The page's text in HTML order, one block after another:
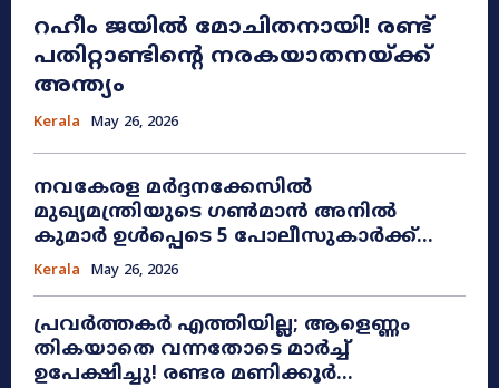
റഹീം ജയിൽ മോചിതനായി! രണ്ട്
പതിറ്റാണ്ടിന്റെ നരകയാതനയ്ക്ക്
അന്ത്യം
Kerala May 26, 2026
നവകേരള മർദ്ദനക്കേസിൽ
മുഖ്യമന്ത്രിയുടെ ഗൺമാൻ അനിൽ
കുമാർ ഉൾപ്പെടെ 5 പോലീസുകാർക്ക്...
Kerala May 26, 2026
പ്രവർത്തകർ എത്തിയില്ല; ആളെണ്ണം
തികയാതെ വന്നതോടെ മാർച്ച്
ഉപേക്ഷിച്ചു! രണ്ടര മണിക്കൂർ...